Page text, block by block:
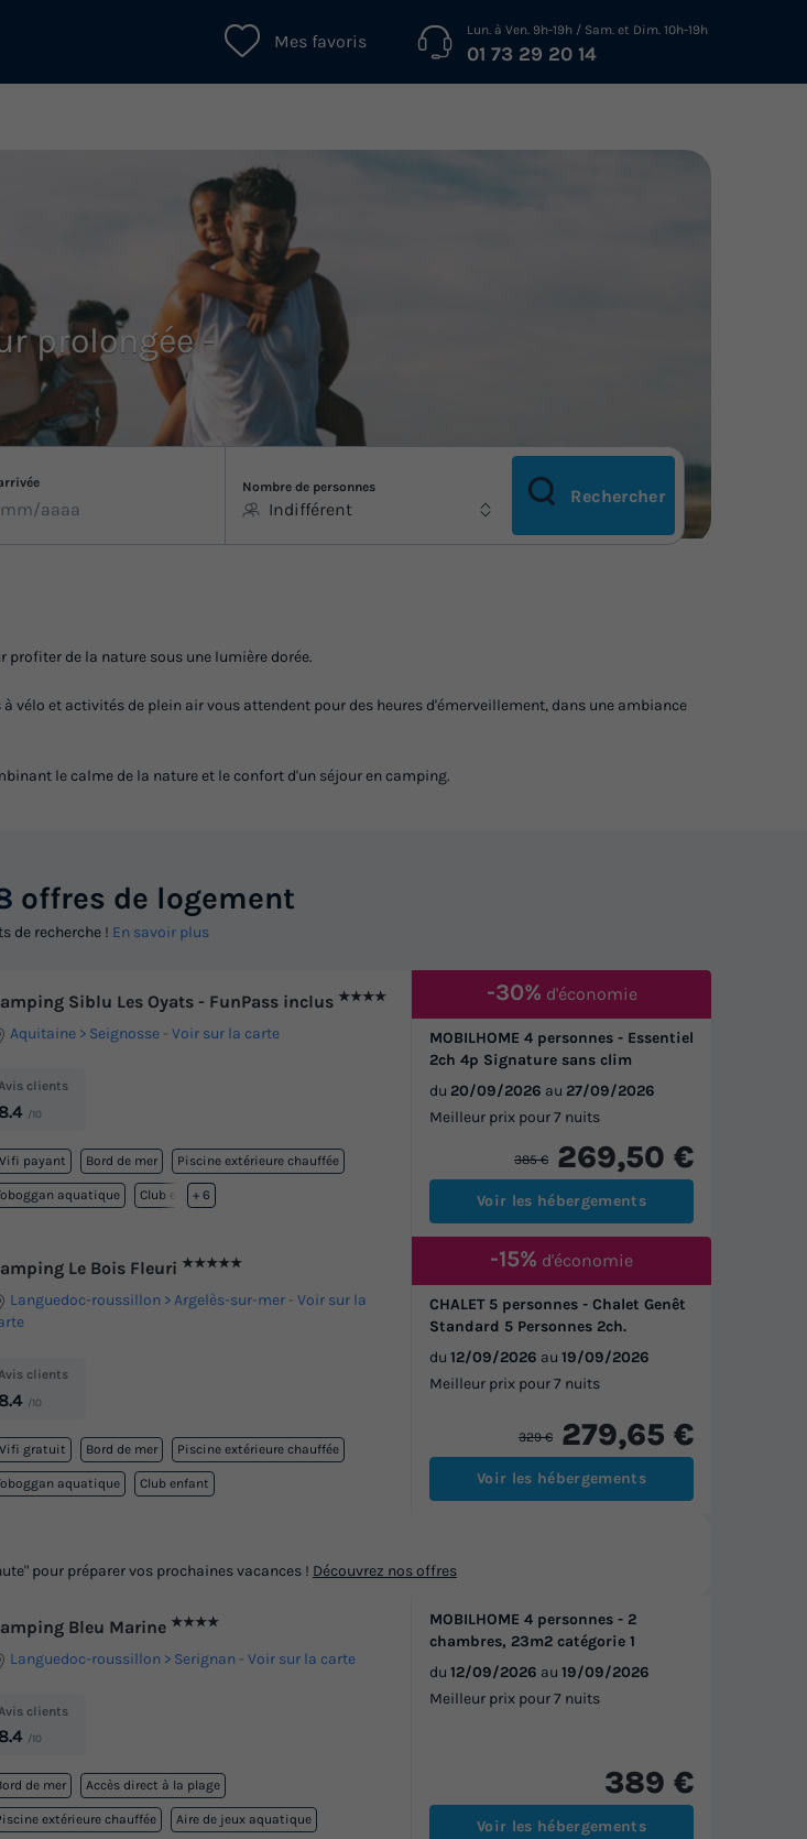
Mes favoris
Lun. à Ven. 9h-19h / Sam. et Dim. 10h-19h
01 73 29 20 14
prolongée -
Nombre de personnes
Indifférent
Rechercher
de la nature sous une lumière dorée.
vélo et activités de plein air vous attendent pour des heures d'émerveillement, dans une ambiance
le calme de la nature et le confort d'un séjour en camping.
offres de logement
de recherche ! En savoir plus
Siblu Les Oyats - FunPass inclus ★★★★
Aquitaine Seignosse -Voir sur la carte
clients
8.4 /10
payant Bord de mer Piscine extérieure chauffée
aquatique Club enfant
+ 6
MOBILHOME 4 personnes - Essentiel
2ch 4p Signature sans clim
du 20/09/2026 au 27/09/2026
Meilleur prix pour 7 nuits
385 € 269,50 €
-30% d'économie
Voir les hébergements
Le Bois Fleuri ★★★★★
Languedoc-roussillon Argelès-sur-mer -Voir sur la
clients
8.4 /10
gratuit Bord de mer Piscine extérieure chauffée
aquatique Club enfant
CHALET 5 personnes - Chalet Genêt
Standard 5 Personnes 2ch.
du 12/09/2026 au 19/09/2026
Meilleur prix pour 7 nuits
329 € 279,65 €
-15% d'économie
Voir les hébergements
Bleu Marine ★★★★
Languedoc-roussillon Serignan -Voir sur la carte
clients
8.4 /10
de mer Accès direct à la plage
extérieure chauffée Aire de jeux aquatique
MOBILHOME 4 personnes - 2
chambres, 23m2 catégorie 1
du 12/09/2026 au 19/09/2026
Meilleur prix pour 7 nuits
389 €
Voir les hébergements
pour préparer vos prochaines vacances ! Découvrez nos offres